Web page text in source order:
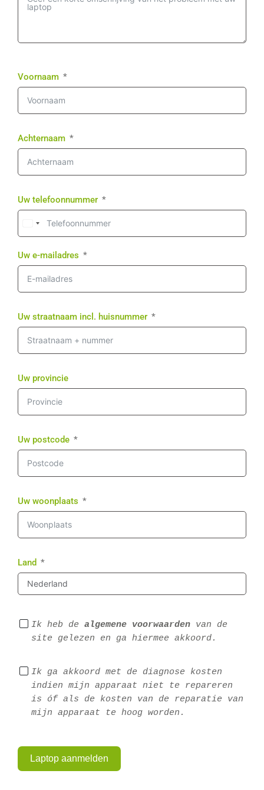
Voornaam
Achternaam
Uw telefoonnummer
Uw e-mailadres
Uw straatnaam incl. huisnummer
Uw provincie
Uw postcode
Uw woonplaats
Land
Ik heb de algemene voorwaarden van de
site gelezen en ga hiermee akkoord.
Ik ga akkoord met de diagnose kosten
indien mijn apparaat niet te repareren
is óf als de kosten van de reparatie van
mijn apparaat te hoog worden.
Laptop aanmelden